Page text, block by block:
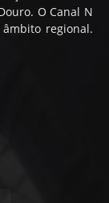
O Canal N
regional.